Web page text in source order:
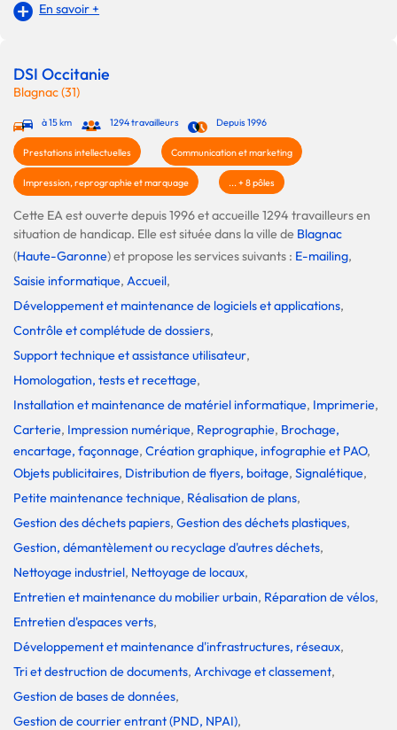
En savoir +
DSI Occitanie
Blagnac (31)
à 15 km 1294 travailleurs Depuis 1996
Prestations intellectuelles Communication et marketing
Impression, reprographie et marquage ... + 8 pôles
Cette EA est ouverte depuis 1996 et accueille 1294 travailleurs en
situation de handicap. Elle est située dans la ville de Blagnac
(Haute-Garonne) et propose les services suivants : E-mailing,
Saisie informatique, Accueil,
Développement et maintenance de logiciels et applications,
Contrôle et complétude de dossiers,
Support technique et assistance utilisateur,
Homologation, tests et recettage,
Installation et maintenance de matériel informatique, Imprimerie,
Carterie, Impression numérique, Reprographie, Brochage,
encartage, façonnage, Création graphique, infographie et PAO,
Objets publicitaires, Distribution de flyers, boitage, Signalétique,
Petite maintenance technique, Réalisation de plans,
Gestion des déchets papiers, Gestion des déchets plastiques,
Gestion, démantèlement ou recyclage d'autres déchets,
Nettoyage industriel, Nettoyage de locaux,
Entretien et maintenance du mobilier urbain, Réparation de vélos,
Entretien d'espaces verts,
Développement et maintenance d'infrastructures, réseaux,
Tri et destruction de documents, Archivage et classement,
Gestion de bases de données,
Gestion de courrier entrant (PND, NPAI),